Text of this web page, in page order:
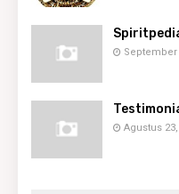
September
Agustus